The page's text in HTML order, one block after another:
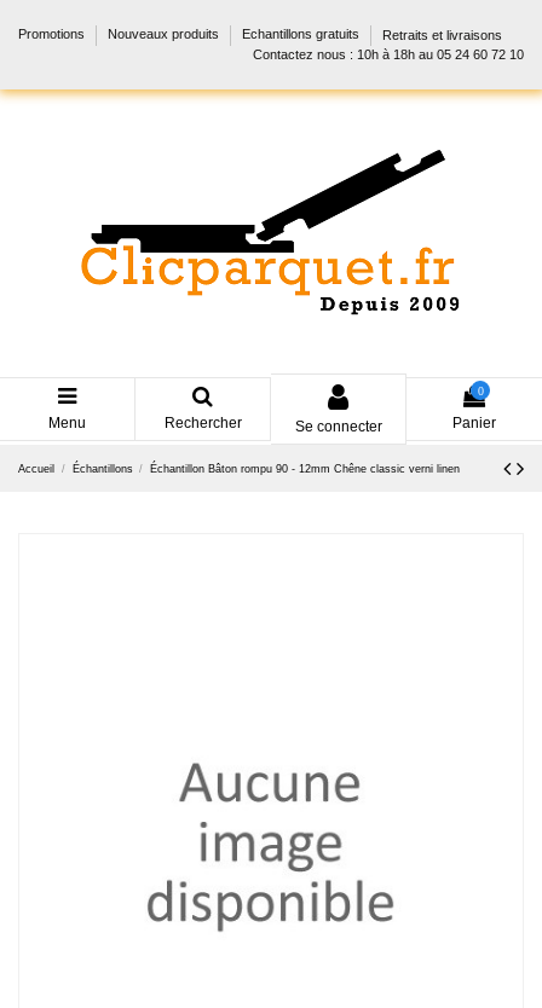
Promotions Nouveaux produits Echantillons gratuits
Retraits et livraisons
Contactez nous : 10h à 18h au 05 24 60 72 10
Menu Rechercher Se connecter
0
Panier
Accueil Échantillons Échantillon Bâton rompu 90 - 12mm Chêne classic verni linen